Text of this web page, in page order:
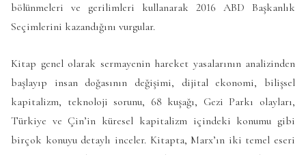
bölünmeleri ve gerilimleri kullanarak 2016 ABD Başkanlık
Seçimlerini kazandığını vurgular.
Kitap genel olarak sermayenin hareket yasalarının analizinden
başlayıp insan doğasının değişimi, dijital ekonomi, bilişsel
kapitalizm, teknoloji sorunu, 68 kuşağı, Gezi Parkı olayları,
Türkiye ve Çin’in küresel kapitalizm içindeki konumu gibi
birçok konuyu detaylı inceler. Kitapta, Marx’ın iki temel eseri